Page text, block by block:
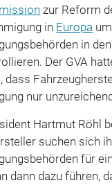
zur Reform
in Europa
in
Der GVA
dass
nur
Hartmut Röhl
suchen sich
für
dann dazu führen,